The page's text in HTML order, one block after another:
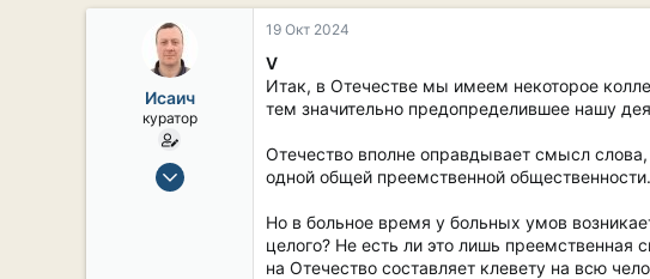
л
а
Исаич
куратор
15 Сен 2019
19 Окт 2024
V
Итак, в Отечестве мы имеем некоторое
тем значительно предопределившее нашу
Отечество вполне оправдывает смысл
одной общей преемственной
Но в больное время у больных умов
целого? Не есть ли это лишь преемственная
на Отечество составляет клевету на всю